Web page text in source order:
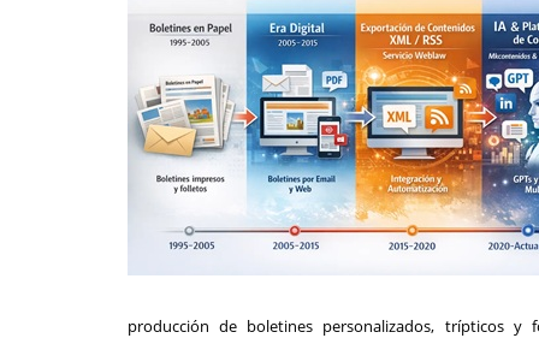
producción de boletines personalizados, trípticos y